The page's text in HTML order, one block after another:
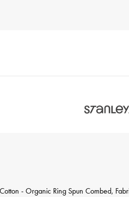
- Organic Ring Spun Combed,